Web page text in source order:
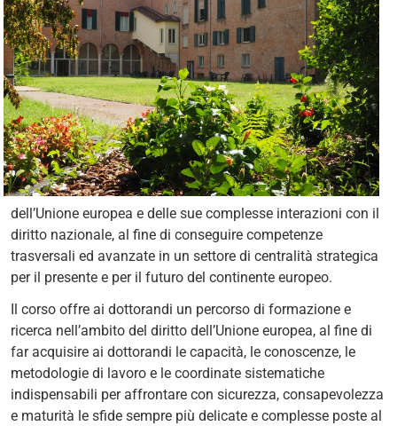
dell’Unione europea e delle sue complesse interazioni con il
diritto nazionale, al fine di conseguire competenze
trasversali ed avanzate in un settore di centralità strategica
per il presente e per il futuro del continente europeo.
Il corso offre ai dottorandi un percorso di formazione e
ricerca nell’ambito del diritto dell’Unione europea, al fine di
far acquisire ai dottorandi le capacità, le conoscenze, le
metodologie di lavoro e le coordinate sistematiche
indispensabili per affrontare con sicurezza, consapevolezza
e maturità le sfide sempre più delicate e complesse poste al